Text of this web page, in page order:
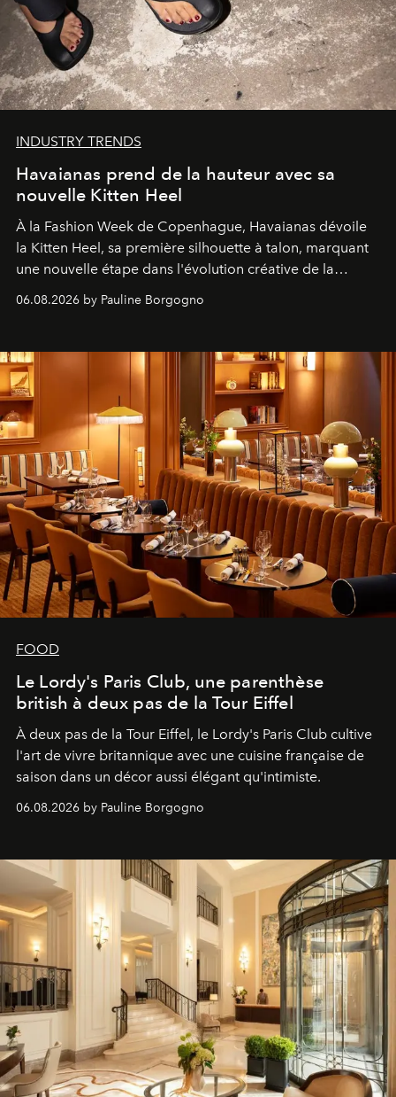
INDUSTRY TRENDS
Havaianas prend de la hauteur avec sa
nouvelle Kitten Heel
À la Fashion Week de Copenhague, Havaianas dévoile
la Kitten Heel, sa première silhouette à talon, marquant
une nouvelle étape dans l'évolution créative de la
06.08.2026 by Pauline Borgogno
FOOD
Le Lordy's Paris Club, une parenthèse
british à deux pas de la Tour Eiffel
À deux pas de la Tour Eiffel, le Lordy's Paris Club cultive
l'art de vivre britannique avec une cuisine française de
saison dans un décor aussi élégant qu'intimiste.
06.08.2026 by Pauline Borgogno